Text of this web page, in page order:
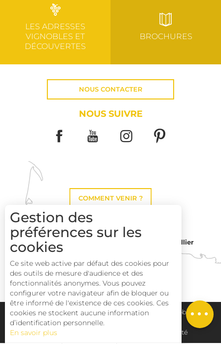
Description
Ouvertures
LES ADRESSES
VIGNOBLES ET
DÉCOUVERTES
BROCHURES
NOUS CONTACTER
NOUS SUIVRE
COMMENT VENIR ?
Montpellier
Perpignan
Plan du site Pays Haut Languedoc et Vignobles
Mentions légales Déclaration d'accessibilité
Gestion des
préférences sur les
cookies
Ce site web active par défaut des cookies pour
des outils de mesure d'audience et des
fonctionnalités anonymes. Vous pouvez
configurer votre navigateur afin de bloquer ou
être informé de l'existence de ces cookies. Ces
cookies ne stockent aucune information
d’identification personnelle.
En savoir plus